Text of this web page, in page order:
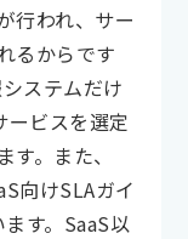
行われ、サー
るからです
ステムだけ
ービスを選定
。また、
向けSLAガイ
す。SaaS以